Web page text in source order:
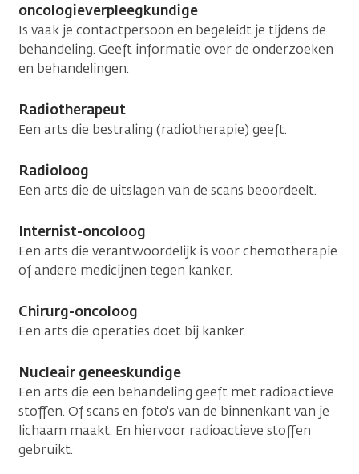
oncologieverpleegkundige
Is vaak je contactpersoon en begeleidt je tijdens de
behandeling. Geeft informatie over de onderzoeken
en behandelingen.
Radiotherapeut
Een arts die bestraling (radiotherapie) geeft.
Radioloog
Een arts die de uitslagen van de scans beoordeelt.
Internist-oncoloog
Een arts die verantwoordelijk is voor chemotherapie
of andere medicijnen tegen kanker.
Chirurg-oncoloog
Een arts die operaties doet bij kanker.
Nucleair geneeskundige
Een arts die een behandeling geeft met radioactieve
stoffen. Of scans en foto's van de binnenkant van je
lichaam maakt. En hiervoor radioactieve stoffen
gebruikt.